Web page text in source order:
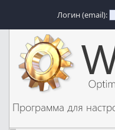
Логин (email):
Программа для